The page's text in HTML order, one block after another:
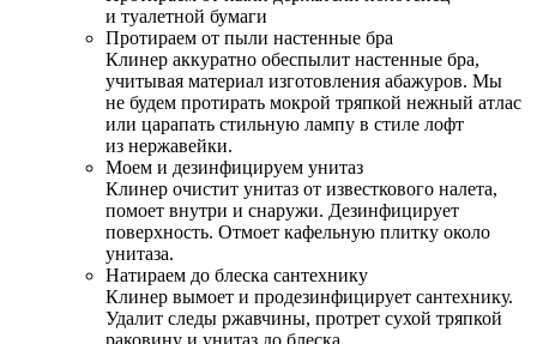
и туалетной бумаги
Протираем от пыли настенные бра
Клинер аккуратно обеспылит настенные бра,
учитывая материал изготовления абажуров. Мы
не будем протирать мокрой тряпкой нежный атлас
или царапать стильную лампу в стиле лофт
из нержавейки.
Моем и дезинфицируем унитаз
Клинер очистит унитаз от известкового налета,
помоет внутри и снаружи. Дезинфицирует
поверхность. Отмоет кафельную плитку около
унитаза.
Натираем до блеска сантехнику
Клинер вымоет и продезинфицирует сантехнику.
Удалит следы ржавчины, протрет сухой тряпкой
раковину и унитаз до блеска.